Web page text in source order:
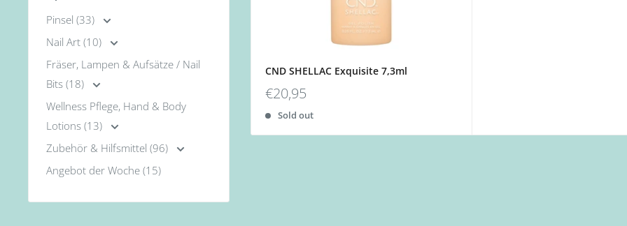
Pinsel (33)
Nail Art (10)
Fräser, Lampen & Aufsätze / Nail
Bits (18)
Wellness Pflege, Hand & Body
Lotions (13)
Zubehör & Hilfsmittel (96)
Angebot der Woche (15)
CND SHELLAC Exquisite 7,3ml
€20,95
Sold out